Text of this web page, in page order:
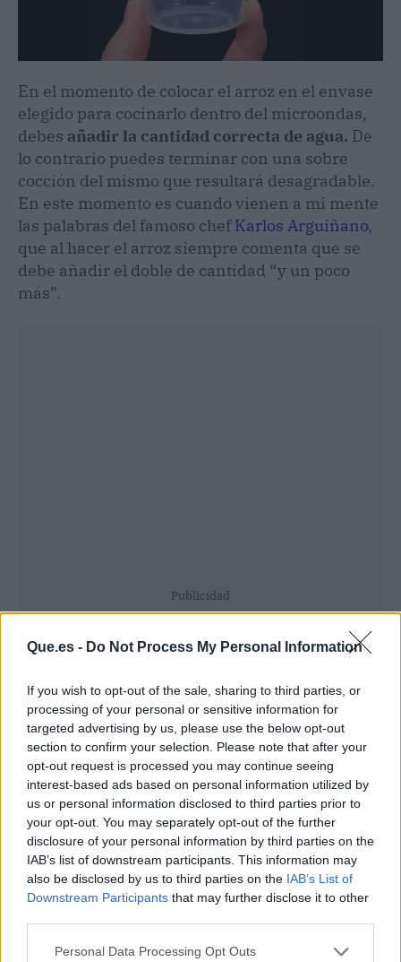
Que.es - Do Not Process My Personal Information
If you wish to opt-out of the sale, sharing to third parties, or
processing of your personal or sensitive information for
targeted advertising by us, please use the below opt-out
section to confirm your selection. Please note that after your
opt-out request is processed you may continue seeing
interest-based ads based on personal information utilized by
us or personal information disclosed to third parties prior to
your opt-out. You may separately opt-out of the further
disclosure of your personal information by third parties on the
IAB’s list of downstream participants. This information may
also be disclosed by us to third parties on the IAB’s List of
Downstream Participants that may further disclose it to other
Personal Data Processing Opt Outs
En el momento de colocar el arroz en el envase
elegido para cocinarlo dentro del microondas,
debes añadir la cantidad correcta de agua. De
lo contrario puedes terminar con una sobre
cocción del mismo que resultará desagradable.
En este momento es cuando vienen a mi mente
las palabras del famoso chefKarlos Arguiñano,
que al hacer el arroz siempre comenta que se
debe añadir el doble de cantidad “y un poco
más”.
Publicidad
En efecto, Karlos Arguiñano tiene razón, y al
cocer el arroz, lo mejor es añadir el doble de
agua y un poquito más. Por ejemplo, en caso de
cocinar250 gramos de arroz, añade 600 ml de